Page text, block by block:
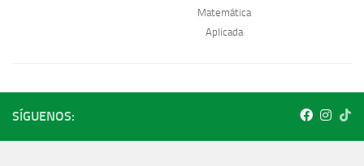
Matemática
Aplicada
SÍGUENOS: